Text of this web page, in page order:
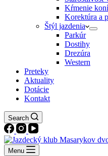
Kŕmenie koní
Korektúra a
Štýl jazdenia
Parkúr
Dostihy
Drezúra
Western
Preteky
Aktuality
Dotácie
Kontakt
Search
Menu